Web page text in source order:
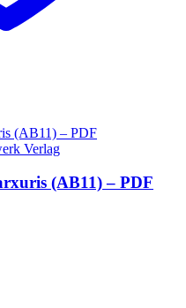
Verlag
(AB11) – PDF